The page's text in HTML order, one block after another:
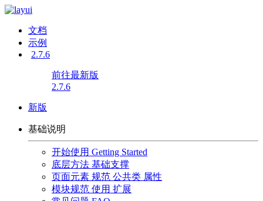
文档
示例
2.7.6
前往最新版
2.7.6
新版
基础说明
开始使用 Getting Started
底层方法 基础支撑
页面元素 规范 公共类 属性
模块规范 使用 扩展